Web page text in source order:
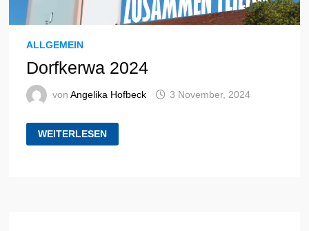
ALLGEMEIN
Dorfkerwa 2024
vonAngelika Hofbeck 3 November, 2024
DORFKERWA
2024
WEITERLESEN